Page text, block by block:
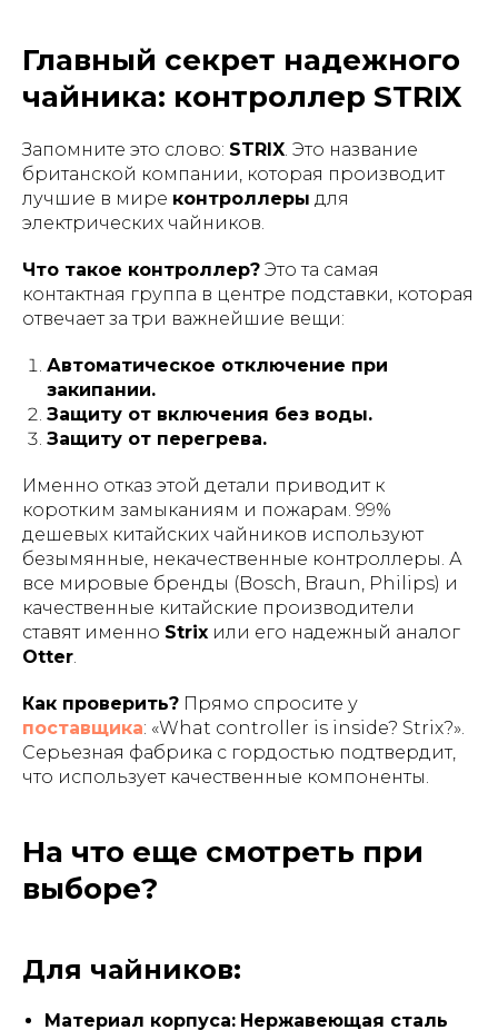
Главный секрет надежного
чайника: контроллер STRIX
Запомните это слово: STRIX. Это название
британской компании, которая производит
лучшие в мире контроллеры для
электрических чайников.
Что такое контроллер? Это та самая
контактная группа в центре подставки, которая
отвечает за три важнейшие вещи:
Автоматическое отключение при
закипании.
Защиту от включения без воды.
Защиту от перегрева.
Именно отказ этой детали приводит к
коротким замыканиям и пожарам. 99%
дешевых китайских чайников используют
безымянные, некачественные контроллеры. А
все мировые бренды (Bosch, Braun, Philips) и
качественные китайские производители
ставят именно Strix или его надежный аналог
Otter.
Как проверить? Прямо спросите у
поставщика: «What controller is inside? Strix?».
Серьезная фабрика с гордостью подтвердит,
что использует качественные компоненты.
На что еще смотреть при
выборе?
Для чайников:
Материал корпуса: Нержавеющая сталь